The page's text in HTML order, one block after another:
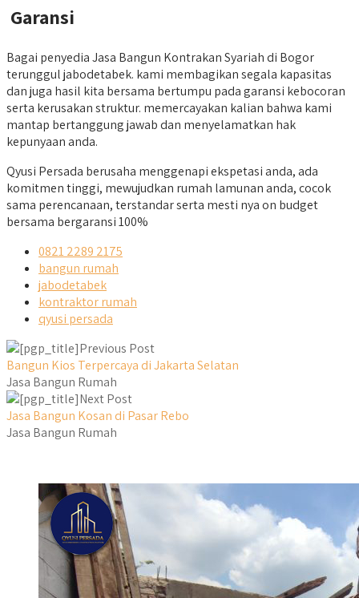
Garansi
Bagai penyedia Jasa Bangun Kontrakan Syariah di Bogor
terunggul jabodetabek. kami membagikan segala kapasitas
dan juga hasil kita bersama bertumpu pada garansi kebocoran
serta kerusakan struktur. memercayakan kalian bahwa kami
mantap bertanggung jawab dan menyelamatkan hak
kepunyaan anda.
Qyusi Persada berusaha menggenapi ekspetasi anda, ada
komitmen tinggi, mewujudkan rumah lamunan anda, cocok
sama perencanaan, terstandar serta mesti nya on budget
bersama bergaransi 100%
0821 2289 2175
bangun rumah
jabodetabek
kontraktor rumah
qyusi persada
Previous Post
Bangun Kios Terpercaya di Jakarta Selatan
Jasa Bangun Rumah
Next Post
Jasa Bangun Kosan di Pasar Rebo
Jasa Bangun Rumah